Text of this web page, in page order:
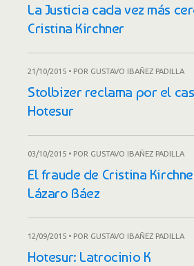
La Justicia cada vez más
Cristina Kirchner
21/10/2015 • POR GUSTAVO IBAÑEZ PADILLA
Stolbizer reclama por el
Hotesur
03/10/2015 • POR GUSTAVO IBAÑEZ PADILLA
El fraude de Cristina
Lázaro Báez
12/09/2015 • POR GUSTAVO IBAÑEZ PADILLA
Hotesur: Latrocinio K